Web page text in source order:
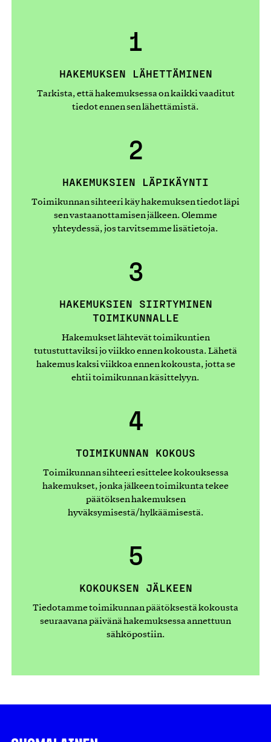
1
HAKEMUKSEN LÄHETTÄMINEN
Tarkista, että hakemuksessa on kaikki vaaditut
tiedot ennen sen lähettämistä.
2
HAKEMUKSIEN LÄPIKÄYNTI
Toimikunnan sihteeri käy hakemuksen tiedot läpi
sen vastaanottamisen jälkeen. Olemme
yhteydessä, jos tarvitsemme lisätietoja.
3
HAKEMUKSIEN SIIRTYMINEN
TOIMIKUNNALLE
Hakemukset lähtevät toimikuntien
tutustuttaviksi jo viikko ennen kokousta. Lähetä
hakemus kaksi viikkoa ennen kokousta, jotta se
ehtii toimikunnan käsittelyyn.
4
TOIMIKUNNAN KOKOUS
Toimikunnan sihteeri esittelee kokouksessa
hakemukset, jonka jälkeen toimikunta tekee
päätöksen hakemuksen
hyväksymisestä/hylkäämisestä.
5
KOKOUKSEN JÄLKEEN
Tiedotamme toimikunnan päätöksestä kokousta
seuraavana päivänä hakemuksessa annettuun
sähköpostiin.